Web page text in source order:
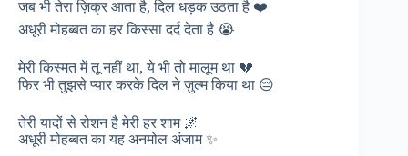
जब भी तेरा ज़िक्र आता है, दिल धड़क उठता है ❤️
अधूरी मोहब्बत का हर किस्सा दर्द देता है 😭
मेरी किस्मत में तू नहीं था, ये भी तो मालूम था 💔
फिर भी तुझसे प्यार करके दिल ने ज़ुल्म किया था 😔
तेरी यादों से रोशन है मेरी हर शाम 🌌
अधूरी मोहब्बत का यह अनमोल अंजाम ✨